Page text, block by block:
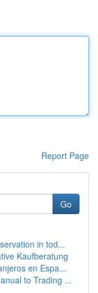
Report Page
Go
in tod...
Kaufberatung
en Espa...
to Trading ...